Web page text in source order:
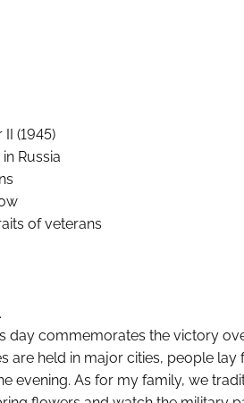
(1945)
Russia
of veterans
day commemorates the victory
are held in major cities, people
evening. As for my family, we